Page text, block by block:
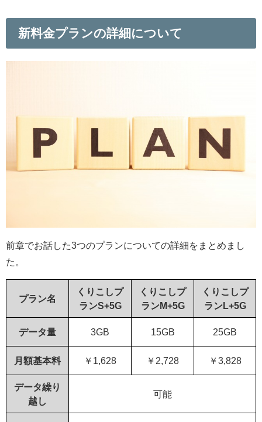
新料金プランの詳細について
前章でお話した3つのプランについての詳細をまとめまし
た。
プラン名
くりこしプ
ランS+5G
くりこしプ
ランM+5G
くりこしプ
ランL+5G
データ量 3GB 15GB 25GB
月額基本料 ￥1,628 ￥2,728 ￥3,828
データ繰り
越し
可能